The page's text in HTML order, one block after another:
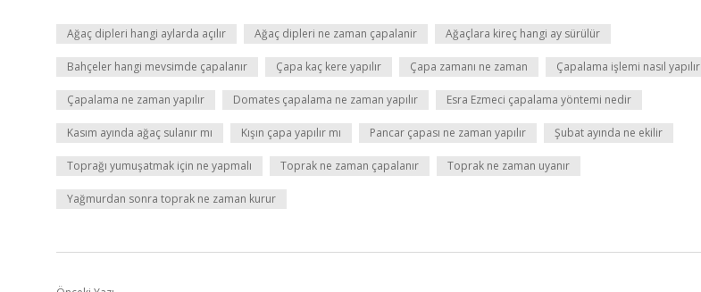
Ağaç dipleri hangi aylarda açılır Ağaç dipleri ne zaman çapalanir Ağaçlara kireç hangi ay sürülür
Bahçeler hangi mevsimde çapalanır Çapa kaç kere yapılır Çapa zamanı ne zaman Çapalama işlemi nasıl yapılır
Çapalama ne zaman yapılır Domates çapalama ne zaman yapılır Esra Ezmeci çapalama yöntemi nedir
Kasım ayında ağaç sulanır mı Kışın çapa yapılır mı Pancar çapası ne zaman yapılır Şubat ayında ne ekilir
Toprağı yumuşatmak için ne yapmalı Toprak ne zaman çapalanır Toprak ne zaman uyanır
Yağmurdan sonra toprak ne zaman kurur